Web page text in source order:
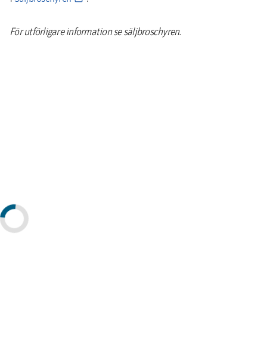
För utförligare information se säljbroschyren.